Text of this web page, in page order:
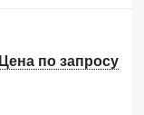
Цена по запросу